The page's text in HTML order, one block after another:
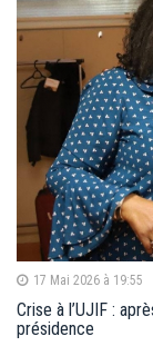
17 Mai 2026 à 19:55
Crise à l’UJIF :
présidence